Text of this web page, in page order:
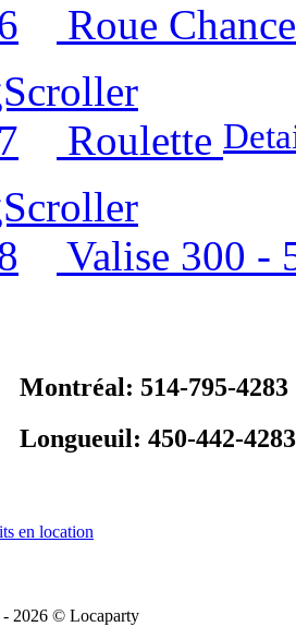
Roue
Roulette
Valise 300 -
Montréal: 514-795-4283
Longueuil: 450-442-4283
en location
- 2026 © Locaparty